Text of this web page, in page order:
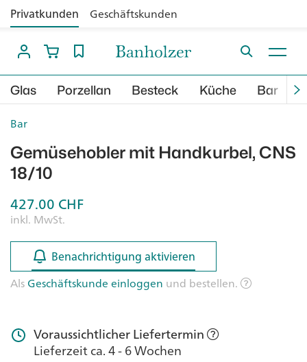
Privatkunden Geschäftskunden
Glas Porzellan Besteck Küche Bar
Bar
Gemüsehobler mit Handkurbel, CNS
18/10
427.00 CHF
inkl. MwSt.
Benachrichtigung aktivieren
Benachrichtigung aktivieren
AlsGeschäftskunde einloggen und bestellen.
Voraussichtlicher Liefertermin
Lieferzeit ca. 4 - 6 Wochen